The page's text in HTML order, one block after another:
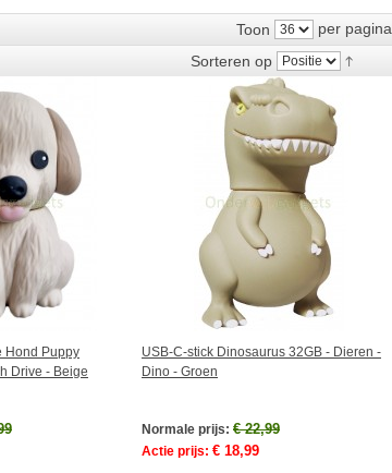
Toon
per pagina
Sorteren op
Hond Puppy
Drive - Beige
USB-C-stick Dinosaurus 32GB - Dieren -
Dino - Groen
Normale prijs: € 22,99
Actie prijs: € 18,99